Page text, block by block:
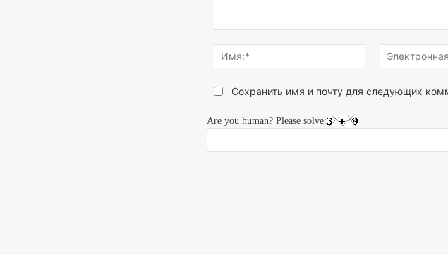
что
думаете...
Имя:*
Сохранить имя и почту для следующих
Are you human? Please solve: